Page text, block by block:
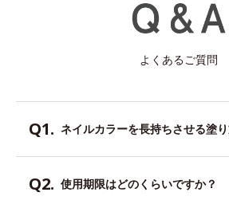
よくあるご質問
ネイルカラーを長持ちさせる塗
使用期限はどのくらいですか？